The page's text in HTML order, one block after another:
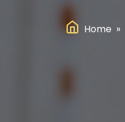
Home »